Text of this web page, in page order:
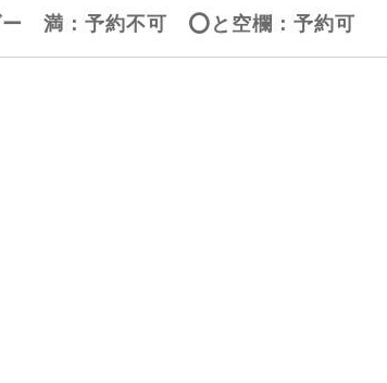
ー 満：予約不可 ⭕️と空欄：予約可